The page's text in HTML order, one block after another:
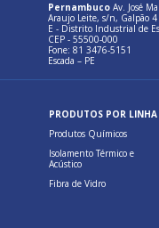
Pernambuco Av. José
Araujo Leite, s/n, Galpão 4
E - Distrito Industrial de
CEP - 55500-000
Fone: 81 3476-5151
Escada – PE
PRODUTOS POR LINHA
Produtos Químicos
Isolamento Térmico e
Acústico
Fibra de Vidro